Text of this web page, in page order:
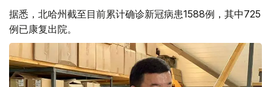
据悉，北哈州截至目前累计确诊新冠病患1588例，其中725
例已康复出院。